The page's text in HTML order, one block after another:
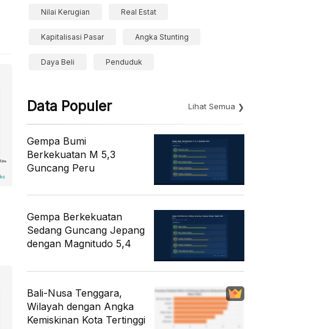
Nilai Kerugian Real Estat
Kapitalisasi Pasar Angka Stunting
Daya Beli Penduduk
Data Populer Lihat Semua
Gempa Bumi
Berkekuatan M 5,3
Guncang Peru
Gempa Berkekuatan
Sedang Guncang Jepang
dengan Magnitudo 5,4
Bali-Nusa Tenggara,
Wilayah dengan Angka
Kemiskinan Kota Tertinggi